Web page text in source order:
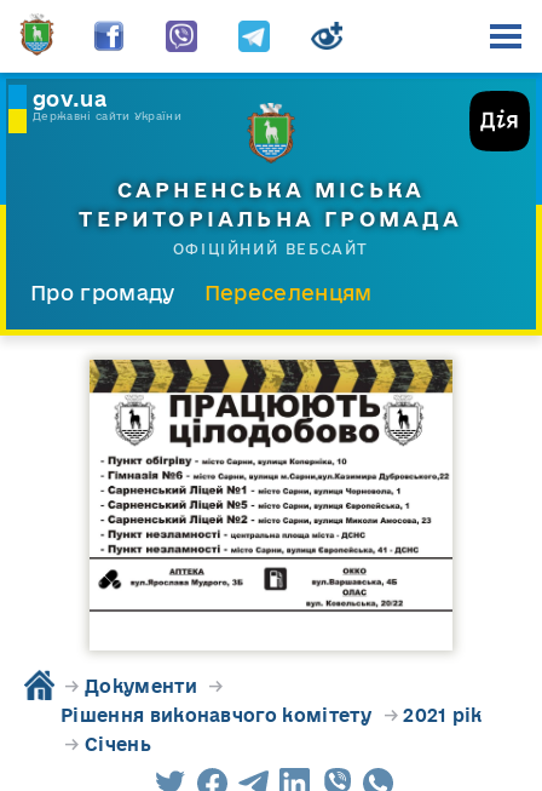
gov.ua
Державні сайти України
САРНЕНСЬКА МІСЬКА
ТЕРИТОРІАЛЬНА ГРОМАДА
ОФІЦІЙНИЙ ВЕБСАЙТ
Про громаду
Переселенцям
Прес-центр
→ Документи →
Рішення виконавчого комітету→2021 рік
→ Січень